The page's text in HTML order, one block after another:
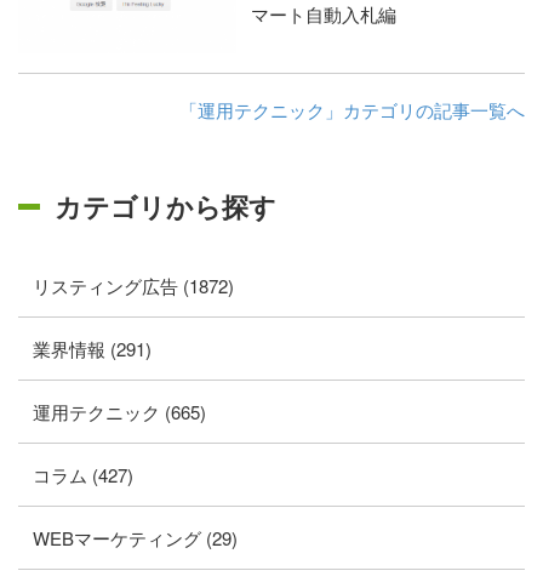
マート自動入札編
「運用テクニック」カテゴリの記事一覧へ
カテゴリから探す
リスティング広告 (1872)
業界情報 (291)
運用テクニック (665)
コラム (427)
WEBマーケティング (29)